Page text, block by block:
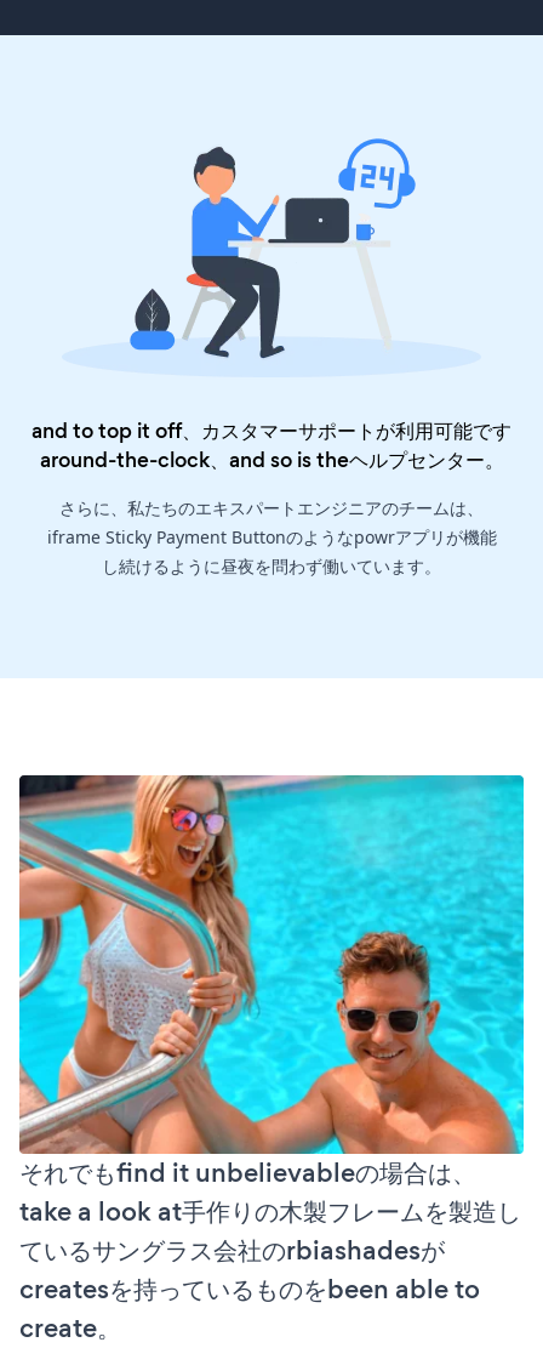
and to top it off、カスタマーサポートが利用可能です
around-the-clock、and so is theヘルプセンター。
さらに、私たちのエキスパートエンジニアのチームは、
iframe Sticky Payment Buttonのようなpowrアプリが機能
し続けるように昼夜を問わず働いています。
それでもfind it unbelievableの場合は、
take a look at手作りの木製フレームを製造し
ているサングラス会社のrbiashadesが
createsを持っているものをbeen able to
create。